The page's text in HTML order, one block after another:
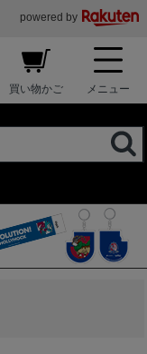
powered by
買い物かご メニュー